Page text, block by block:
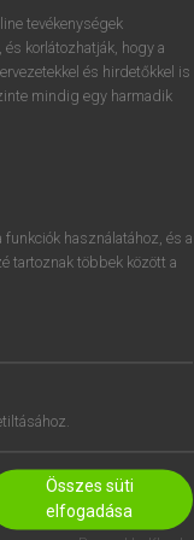
elindításához
belépek.
tevékenységek
korlátozhatják, hogy a
és hirdetőkkel is
mindig egy harmadik
használatához, és a
tartoznak többek között a
Összes süti
elfogadása